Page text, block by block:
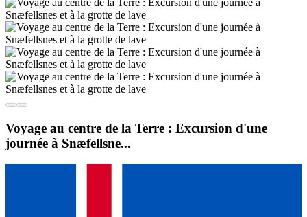
Voyage au centre de la Terre : Excursion d'une
journée à Snæfellsne...